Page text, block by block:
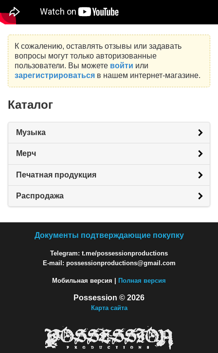
К сожалению, оставлять отзывы или задавать
вопросы могут только авторизованные
пользователи. Вы можете войти или
зарегистрироватьсяв нашем интернет-магазине.
Каталог
Музыка
Мерч
Печатная продукция
Распродажа
Документы подтверждающие покупку
Telegram: t.me/possessionproductions
E-mail: possessionproductions@gmail.com
Мобильная версия | Полная версия
Possession © 2026
Карта сайта